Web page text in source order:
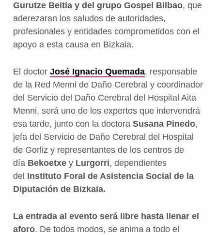
Gurutze Beitia y del grupo Gospel Bilbao, que
aderezaran los saludos de autoridades,
profesionales y entidades comprometidos con el
apoyo a esta causa en Bizkaia.
El doctor José Ignacio Quemada, responsable
de la Red Menni de Daño Cerebral y coordinador
del Servicio del Daño Cerebral del Hospital Aita
Menni, será uno de los expertos que intervendrá
esa tarde, junto con la doctora Susana Pinedo,
jefa del Servicio de Daño Cerebral del Hospital
de Gorliz y representantes de los centros de
día Bekoetxe y Lurgorri, dependientes
del Instituto Foral de Asistencia Social de la
Diputación de Bizkaia.
La entrada al evento será libre hasta llenar el
aforo. De todos modos, se anima a todo el